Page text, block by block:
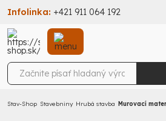
Infolinka: +421 911 064 192
Stav-Shop Stavebniny Hrubá stavba Murovací